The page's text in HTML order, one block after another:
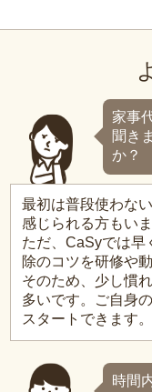
家事
聞き
か？
最初は普段使わな
感じられる方もいま
ただ、CaSyでは早
除のコツを研修や
そのため、少し慣
多いです。ご自身
スタートできます。
時間